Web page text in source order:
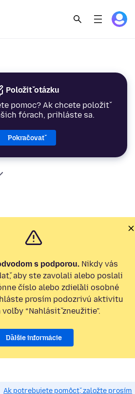
Položiť otázku
pomoc? Ak chcete položiť
fórach, prihláste sa.
Pokračovať
s podporou. Nikdy vás
aby ste zavolali alebo poslali
číslo alebo zdieľali osobné
prosím podozrivú aktivitu
“Nahlásiť zneužitie”.
Ďalšie informácie
Ak potrebujete pomôcť, založte prosím